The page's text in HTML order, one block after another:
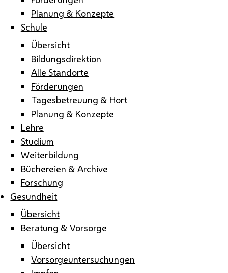
Planung & Konzepte
Schule
Übersicht
Bildungsdirektion
Alle Standorte
Förderungen
Tagesbetreuung & Hort
Planung & Konzepte
Lehre
Studium
Weiterbildung
Büchereien & Archive
Forschung
Gesundheit
Übersicht
Beratung & Vorsorge
Übersicht
Vorsorgeuntersuchungen